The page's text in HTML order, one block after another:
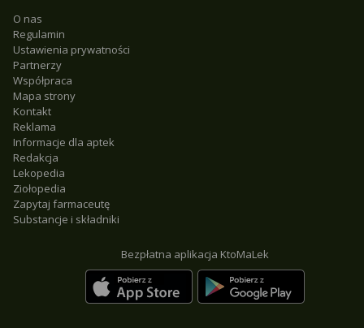
O nas
Regulamin
Ustawienia prywatności
Partnerzy
Współpraca
Mapa strony
Kontakt
Reklama
Informacje dla aptek
Redakcja
Lekopedia
Ziołopedia
Zapytaj farmaceutę
Substancje i składniki
Bezpłatna aplikacja KtoMaLek